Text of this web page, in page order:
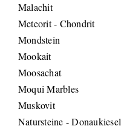
Malachit
Meteorit - Chondrit
Mondstein
Mookait
Moosachat
Moqui Marbles
Muskovit
Natursteine - Donaukiesel